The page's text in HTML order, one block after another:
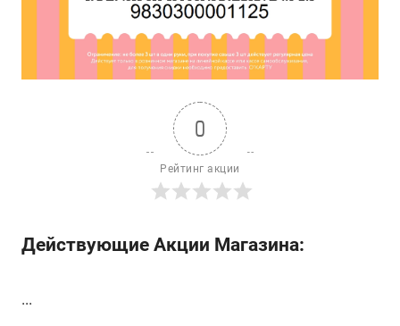
0
Рейтинг акции
Действующие Акции Магазина:
...